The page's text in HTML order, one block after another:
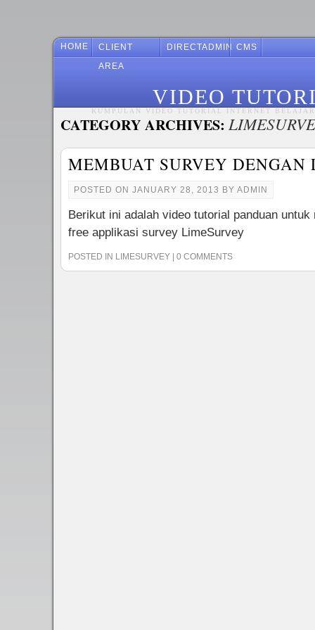
HOME
CLIENT
AREA
DIRECTADMIN CMS
VIDEO
KUMPULAN VIDEO TUTORIAL INTERNET
CATEGORY ARCHIVES:
MEMBUAT SURVEY DENGAN
POSTED ON JANUARY 28, 2013 BY ADMIN
Berikut ini adalah video tutorial panduan
free applikasi survey LimeSurvey
POSTED IN LIMESURVEY 0 COMMENTS